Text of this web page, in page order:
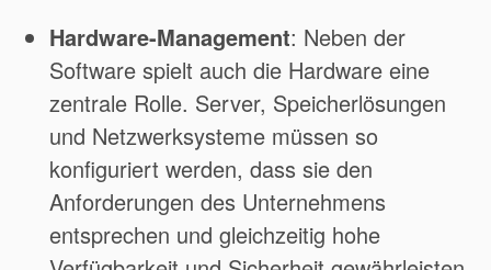
Hardware-Management: Neben der
Software spielt auch die Hardware eine
zentrale Rolle. Server, Speicherlösungen
und Netzwerksysteme müssen so
konfiguriert werden, dass sie den
Anforderungen des Unternehmens
entsprechen und gleichzeitig hohe